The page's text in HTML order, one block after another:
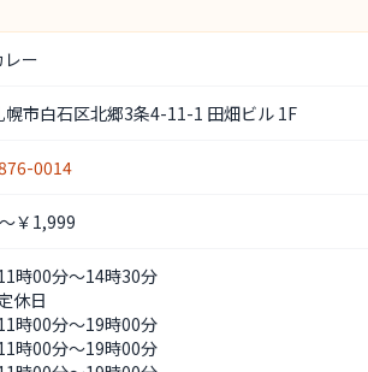
レー
幌市白石区北郷3条4-11-1 田畑ビル 1F
0014
￥1,999
時00分～14時30分
休日
時00分～19時00分
時00分～19時00分